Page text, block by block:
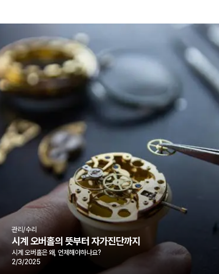
관리/수리
시계 오버홀의 뜻부터 자가진단까지
시계 오버홀은 왜, 언제해야하나요?
2/3/2025